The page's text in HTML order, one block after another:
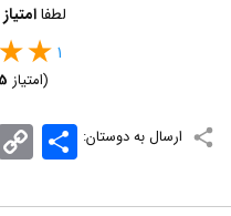
لطفاامتیاز
1
(امتیاز 5
ارسال به دوستان: Copy
Link
اشتراک